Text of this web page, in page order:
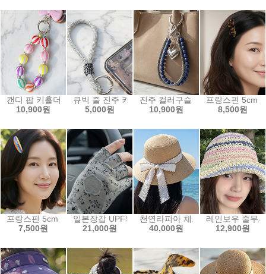
캔디 팝 키홀더 핸드폰 고리 키링
10,900원
큐빅 줄 진주 키홀더 핸드폰 고리 키링
5,000원
진주 컬러구슬 키홀더 핸드폰 고
10,900원
프랑스핀 5cm
8,500원
프랑스핀 5cm 둥근 빗 핀 호피 스트라이프
7,500원
일본장갑 UPF50+ 자외선차단 여름 반장갑 시원한
21,000원
천연라피아 체크 레이스 리본 밀
40,000원
레인보우 줄무
12,900원